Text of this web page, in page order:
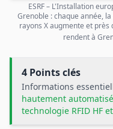
ESRF – L'Installation
Grenoble : chaque année,
rayons X augmente et
rendent à
4 Points clés
Informations
hautement
technologie RFID HF